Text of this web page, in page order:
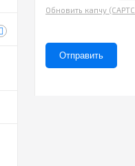
Обновить капчу